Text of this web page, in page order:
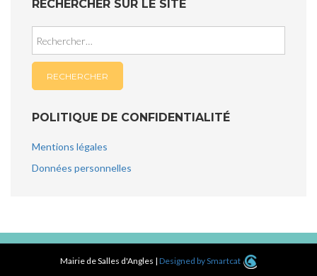
RECHERCHER SUR LE SITE
POLITIQUE DE CONFIDENTIALITÉ
Mentions légales
Données personnelles
Mairie de Salles d'Angles |Designed by Smartcat